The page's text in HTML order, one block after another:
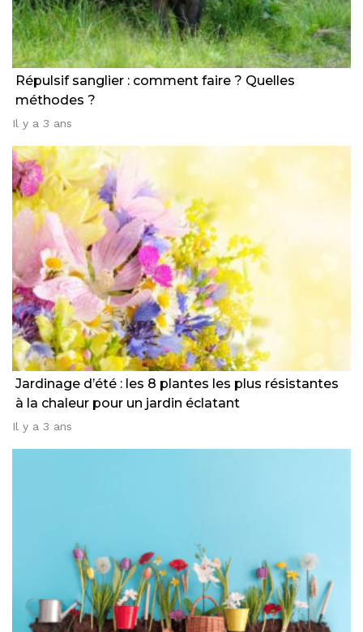
Répulsif sanglier : comment faire ? Quelles
méthodes ?
Il y a 3 ans
Jardinage d’été : les 8 plantes les plus résistantes
à la chaleur pour un jardin éclatant
Il y a 3 ans